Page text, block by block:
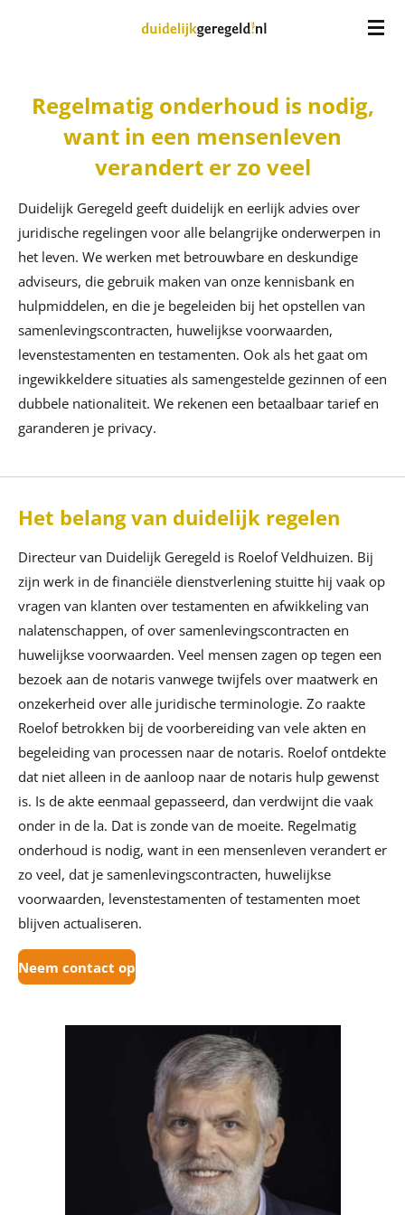
hoofdinhoud
Regelmatig onderhoud is nodig,
want in een mensenleven
verandert er zo veel
Duidelijk Geregeld geeft duidelijk en eerlijk advies over
juridische regelingen voor alle belangrijke onderwerpen in
het leven. We werken met betrouwbare en deskundige
adviseurs, die gebruik maken van onze kennisbank en
hulpmiddelen, en die je begeleiden bij het opstellen van
samenlevingscontracten, huwelijkse voorwaarden,
levenstestamenten en testamenten. Ook als het gaat om
ingewikkeldere situaties als samengestelde gezinnen of een
dubbele nationaliteit. We rekenen een betaalbaar tarief en
garanderen je privacy.
Het belang van duidelijk regelen
Directeur van Duidelijk Geregeld is Roelof Veldhuizen. Bij
zijn werk in de financiële dienstverlening stuitte hij vaak op
vragen van klanten over testamenten en afwikkeling van
nalatenschappen, of over samenlevingscontracten en
huwelijkse voorwaarden. Veel mensen zagen op tegen een
bezoek aan de notaris vanwege twijfels over maatwerk en
onzekerheid over alle juridische terminologie. Zo raakte
Roelof betrokken bij de voorbereiding van vele akten en
begeleiding van processen naar de notaris. Roelof ontdekte
dat niet alleen in de aanloop naar de notaris hulp gewenst
is. Is de akte eenmaal gepasseerd, dan verdwijnt die vaak
onder in de la. Dat is zonde van de moeite. Regelmatig
onderhoud is nodig, want in een mensenleven verandert er
zo veel, dat je samenlevingscontracten, huwelijkse
voorwaarden, levenstestamenten of testamenten moet
blijven actualiseren.
Neem contact op